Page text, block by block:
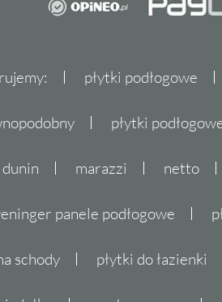
płytki podłogowe
płytki
dunin marazzi netto
panele podłogowe
schody płytki do łazienki